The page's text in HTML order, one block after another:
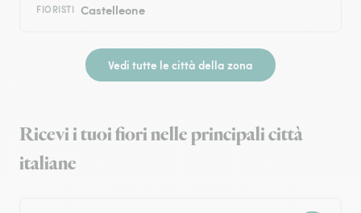
FIORISTI Castelleone
Vedi tutte le città della zona
Ricevi i tuoi fiori nelle principali città
italiane